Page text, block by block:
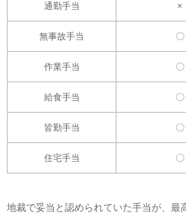
通勤手当 ×
無事故手当 〇
作業手当 〇
給食手当 〇
皆勤手当 〇
住宅手当 〇
地裁で妥当と認められていた手当が、